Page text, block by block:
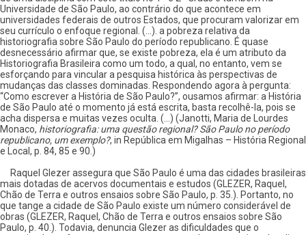
Universidade de São Paulo, ao contrário do que acontece em
universidades federais de outros Estados, que procuram valorizar em
seu currículo o enfoque regional. (...). a pobreza relativa da
historiografia sobre São Paulo do período republicano. É quase
desnecessário afirmar que, se existe pobreza, ela é um atributo da
Historiografia Brasileira como um todo, a qual, no entanto, vem se
esforçando para vincular a pesquisa histórica às perspectivas de
mudanças das classes dominadas. Respondendo agora à pergunta:
“Como escrever a História de São Paulo?”, ousamos afirmar: a História
de São Paulo até o momento já está escrita, basta recolhê-la, pois se
acha dispersa e muitas vezes oculta. (...) (Janotti, Maria de Lourdes
Monaco, historiografia: uma questão regional? São Paulo no período
republicano, um exemplo?, in República em Migalhas – História Regional
e Local, p. 84, 85 e 90.)
Raquel Glezer assegura que São Paulo é uma das cidades brasileiras
mais dotadas de acervos documentais e estudos (GLEZER, Raquel,
Chão de Terra e outros ensaios sobre São Paulo, p. 35.). Portanto, no
que tange a cidade de São Paulo existe um número considerável de
obras (GLEZER, Raquel, Chão de Terra e outros ensaios sobre São
Paulo, p. 40.). Todavia, denuncia Glezer as dificuldades que o